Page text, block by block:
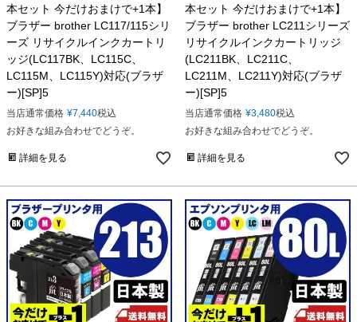
本セット 今だけおまけで+1本】
ブラザー brother LC117/115シリ
ーズ リサイクルインクカートリ
ッジ(LC117BK、LC115C、
LC115M、LC115Y)対応(ブラザ
ー)[SP]5
当店通常価格 ¥7,440税込
お好きな組み合わせでどうぞ。
詳細を見る
本セット 今だけおまけで+1本】
ブラザー brother LC211シリーズ
リサイクルインクカートリッジ
(LC211BK、LC211C、
LC211M、LC211Y)対応(ブラザ
ー)[SP]5
当店通常価格 ¥3,480税込
お好きな組み合わせでどうぞ。
詳細を見る